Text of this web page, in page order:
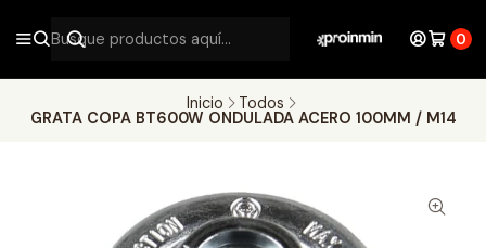
0
Inicio
Todos
GRATA COPA BT600W ONDULADA ACERO 100MM / M14